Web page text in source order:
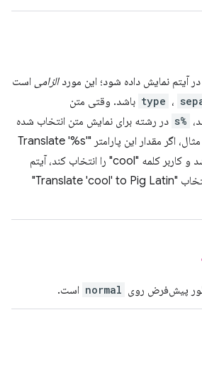
آیتم نمایش داده شود؛ این موردالزامی است
type ، باشد. وقتی متن
%s
در رشته برای نمایش متن انتخاب شده
استفاده کنید. برای مثال، اگر مقدار این پارامتر "Translate '%s'
to Pig Latin" باشد و کاربر کلمه "cool" را انتخاب کند، آیتم
منوی زمینه برای انتخاب "Translate 'cool' to Pig Latin"
پیش‌فرض روی normal است.